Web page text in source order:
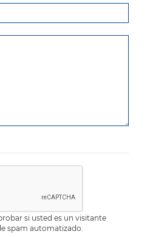
si usted es un visitante
spam automatizado.